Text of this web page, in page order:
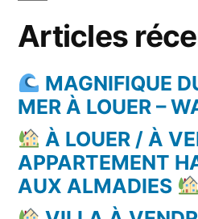
Articles
MAGNIFIQUE
MER À LOUER –
À LOUER / À
APPARTEMENT
AUX ALMADIES